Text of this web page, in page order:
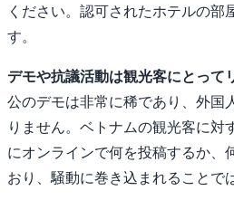
ください。認可されたホテルの部
す。
デモや抗議活動は観光客にとって
公のデモは非常に稀であり、外国
りません。ベトナムの観光客に対
にオンラインで何を投稿するか、
おり、騒動に巻き込まれることで